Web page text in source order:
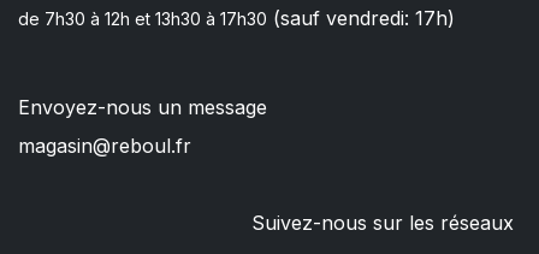
de 7h30 à 12h et 13h30 à 17h30 (sauf vendredi: 17h)
Envoyez-nous un message
magasin@reboul.fr
Suivez-nous sur les réseaux